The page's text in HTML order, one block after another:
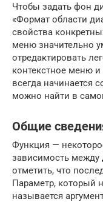
Чтобы задать фон
«Формат области
свойства
меню значительно
отредактировать
контекстное меню и
всегда начинается
можно найти в
Общие
Функция —
зависимость между
отметить, что
Параметр, который
называется